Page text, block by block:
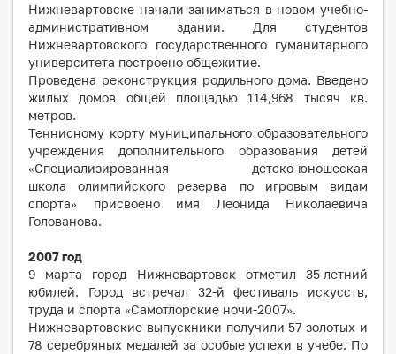
Нижневартовске начали заниматься в новом учебно-
административном здании. Для студентов
Нижневартовского государственного гуманитарного
университета построено общежитие.
Проведена реконструкция родильного дома. Введено
жилых домов общей площадью 114,968 тысяч кв.
метров.
Теннисному корту муниципального образовательного
учреждения дополнительного образования детей
«Специализированная детско-юношеская
школа олимпийского резерва по игровым видам
спорта» присвоено имя Леонида Николаевича
Голованова.
2007год
9 марта город Нижневартовск отметил 35-летний
юбилей. Город встречал 32-й фестиваль искусств,
труда и спорта «Самотлорские ночи-2007».
Нижневартовские выпускники получили 57 золотых и
78 серебряных медалей за особые успехи в учебе. По